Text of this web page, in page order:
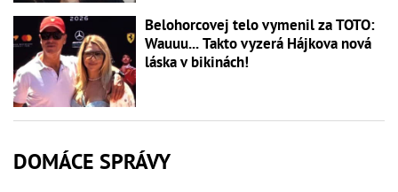
Belohorcovej telo vymenil za TOTO:
Wauuu... Takto vyzerá Hájkova nová
láska v bikinách!
DOMÁCE SPRÁVY